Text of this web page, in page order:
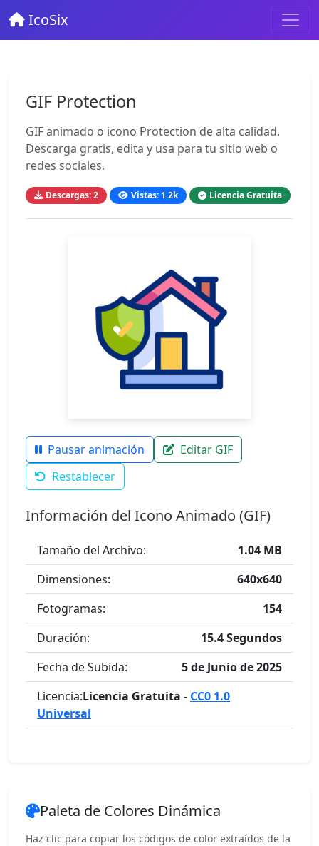
IcoSix
GIF Protection
GIF animado o icono Protection de alta calidad.
Descarga gratis, edita y usa para tu sitio web o
redes sociales.
Descargas: 2 Vistas: 1.2k Licencia Gratuita
Pausar animación
Editar GIF
Restablecer
Información del Icono Animado (GIF)
Tamaño del Archivo:
1.04 MB
Dimensiones:
640x640
Fotogramas:
154
Duración:
15.4 Segundos
Fecha de Subida:
5 de Junio de 2025
Licencia:Licencia Gratuita - CC0 1.0
Universal
Paleta de Colores Dinámica
Haz clic para copiar los códigos de color extraídos de la